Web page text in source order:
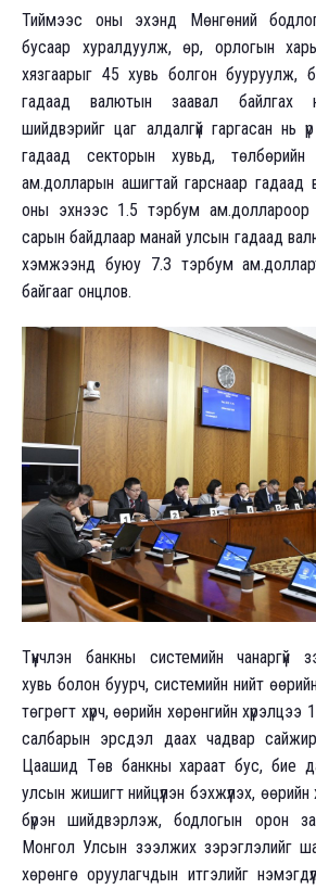
Тиймээс оны эхэнд Мөнгөний
бусаар хуралдуулж, өр, орлогын
хязгаарыг 45 хувь болгон бууруулж,
гадаад валютын заавал байлгах
шийдвэрийг цаг алдалгүй гаргасан нь
гадаад секторын хувьд,
ам.долларын ашигтай гарснаар
оны эхнээс 1.5 тэрбум ам.доллароор
сарын байдлаар манай улсын гадаад
хэмжээнд буюу 7.3 тэрбум
байгааг онцлов.
Түүнчлэн банкны системийн чанаргүй
хувь болон буурч, системийн нийт
төгрөгт хүрч, өөрийн хөрөнгийн хүрэлцээ
салбарын эрсдэл даах чадвар
Цаашид Төв банкны хараат бус, бие
улсын жишигт нийцүүлэн бэхжүүлэх,
бүрэн шийдвэрлэж, бодлогын орон
Монгол Улсын зээлжих зэрэглэлийг
хөрөнгө оруулагчдын итгэлийг